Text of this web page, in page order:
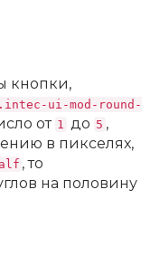
кнопки,
.intec-ui-mod-round-
от 1 до 5 ,
в пикселях,
, то
на половину